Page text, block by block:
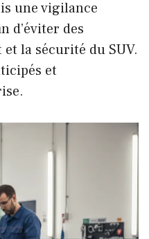
une vigilance
d’éviter des
la sécurité du SUV.
et